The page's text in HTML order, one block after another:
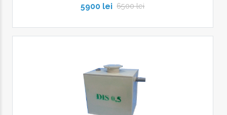
6500 lei
5900 lei